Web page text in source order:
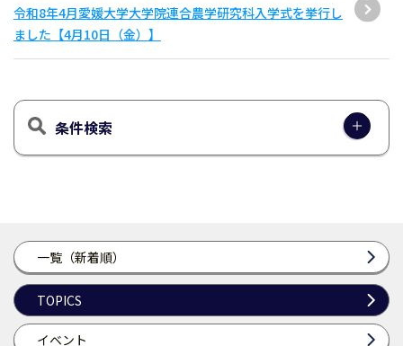
一覧（新着順）
TOPICS
イベント
令和8年4月愛媛大学大学院連合農学研究科入学式を挙行し
ました【4月10日（金）】
条件検索